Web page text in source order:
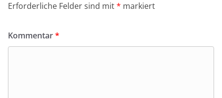
Erforderliche Felder sind mit* markiert
Kommentar*